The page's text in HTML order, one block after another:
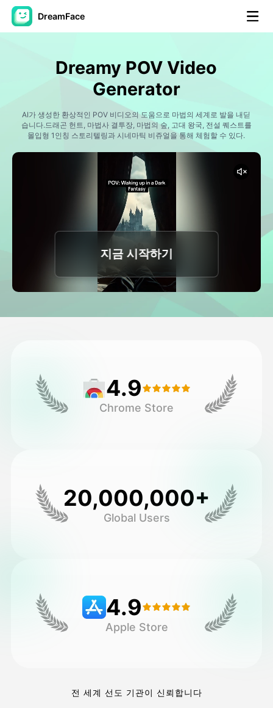
DreamFace
아바타 영상
AI 영상
AI 사진 ▼
모든 도구 보기
아바타 영상
▼
다른 도구
Dreamy POV Video
Generator
AI가 생성한 환상적인 POV 비디오의 도움으로 마법의 세계로 발을 내딛
습니다.드래곤 헌트, 마법사 결투장, 마법의 숲, 고대 왕국, 전설 퀘스트를
몰입형 1인칭 스토리텔링과 시네마틱 비쥬얼을 통해 체험할 수 있다.
지금 시작하기
4.9
Chrome Store
20,000,000+
Global Users
4.9
Apple Store
전 세계 선도 기관이 신뢰합니다